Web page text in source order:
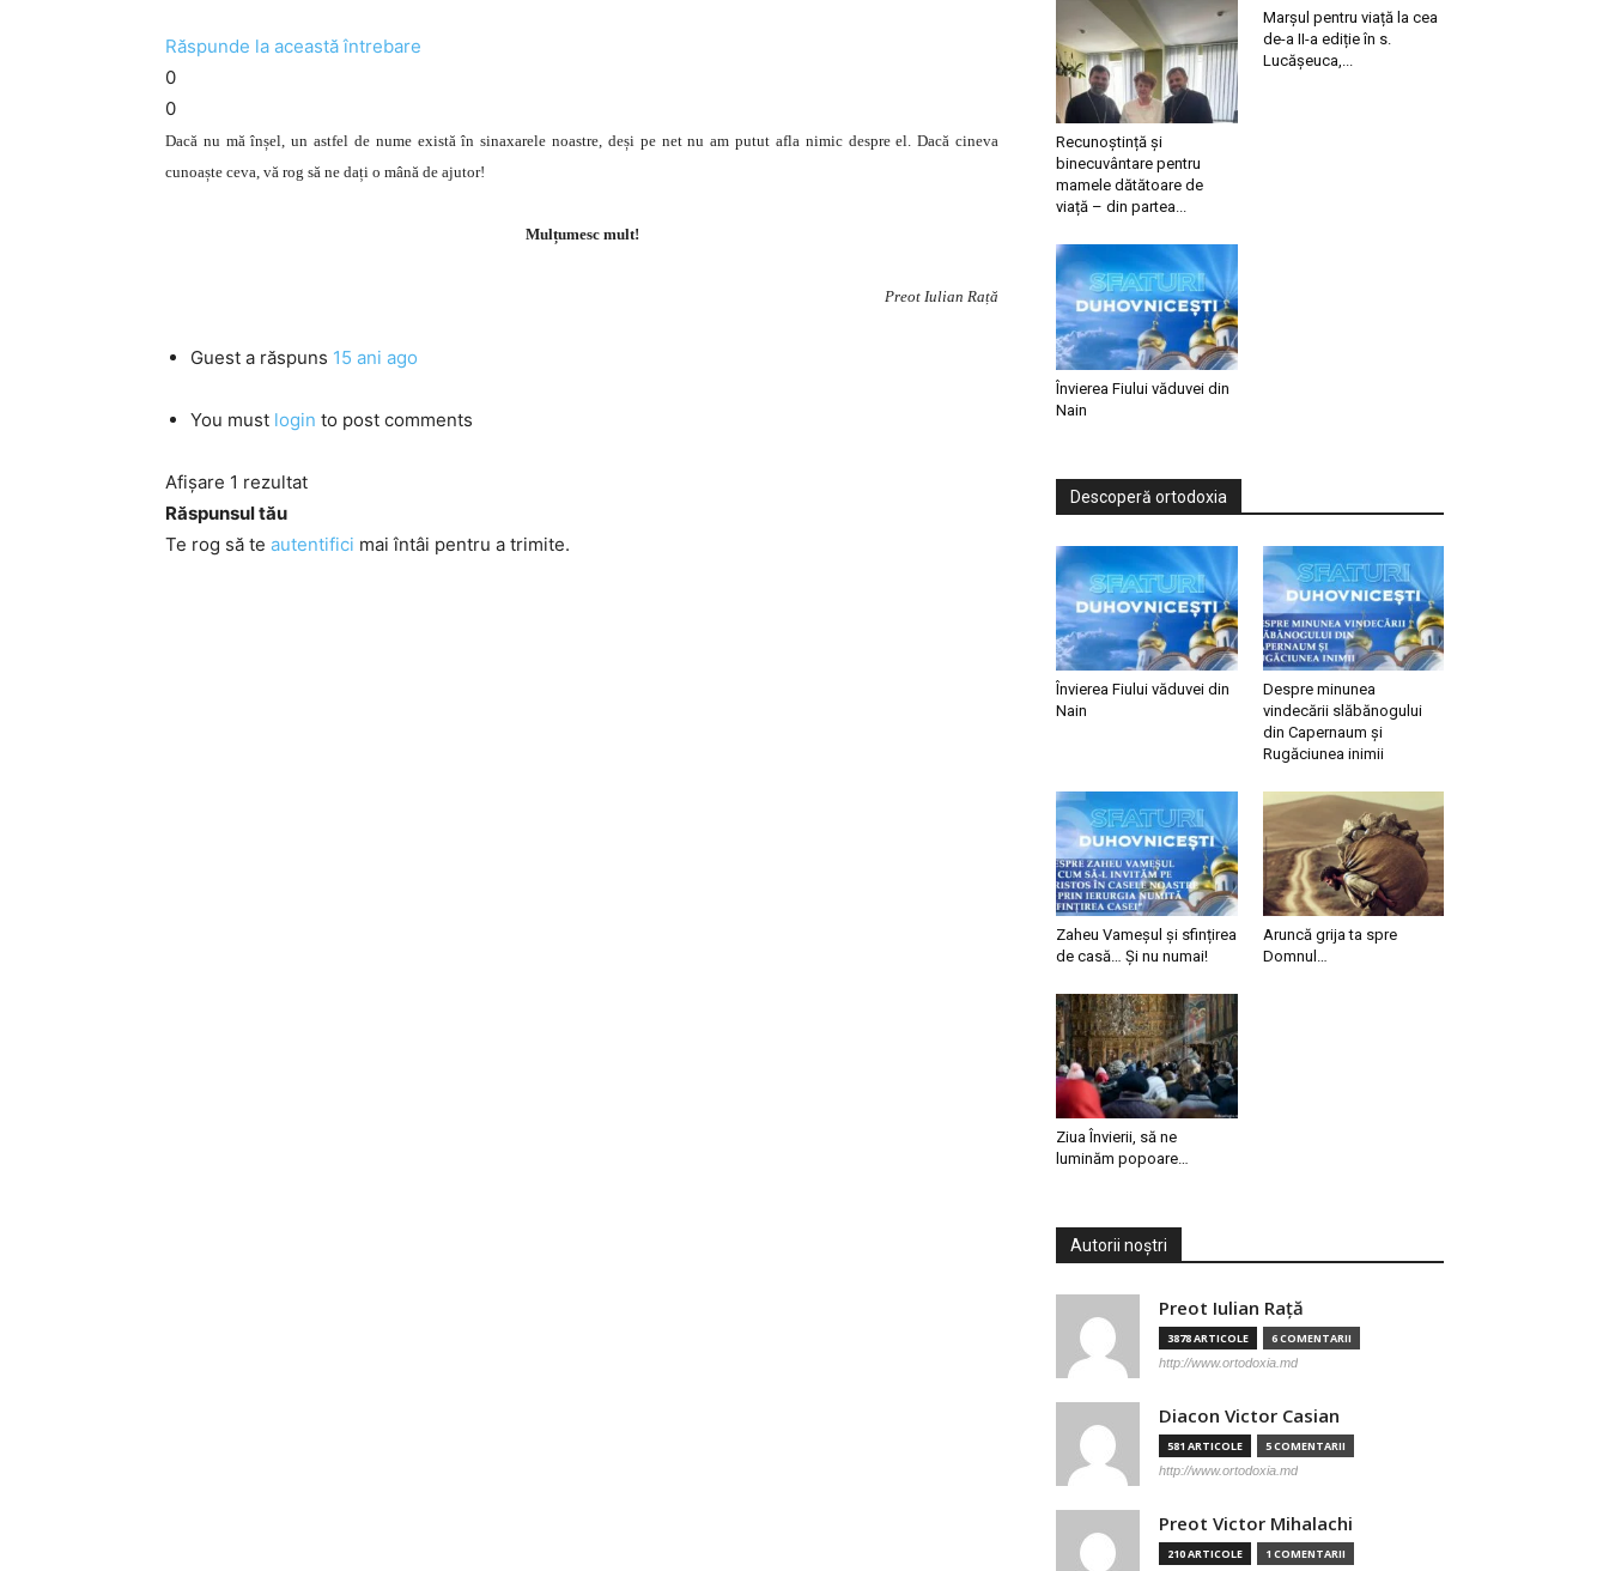
Răspunde la această întrebare
0
0
Dacă nu mă înșel, un astfel de nume există în sinaxarele noastre, deși pe net nu am putut afla nimic despre el. Dacă cineva
cunoaște ceva, vă rog să ne dați o mână de ajutor!
Mulțumesc mult!
Preot Iulian Rață
Guest a răspuns 15 ani ago
You must login to post comments
Afișare 1 rezultat
Răspunsul tău
Te rog să te autentifici mai întâi pentru a trimite.
Recunoștință și
binecuvântare pentru
mamele dătătoare de
viață – din partea...
Marșul pentru viață la cea
de-a II-a ediție în s.
Lucășeuca,...
Învierea Fiului văduvei din
Nain
Descoperă ortodoxia
Învierea Fiului văduvei din
Nain
Despre minunea
vindecării slăbănogului
din Capernaum și
Rugăciunea inimii
Zaheu Vameșul și sfințirea
de casă… Și nu numai!
Aruncă grija ta spre
Domnul…
Ziua Învierii, să ne
luminăm popoare…
Autorii noștri
Preot Iulian Raţă
3878 ARTICOLE 6 COMENTARII
http://www.ortodoxia.md
Diacon Victor Casian
581 ARTICOLE 5 COMENTARII
http://www.ortodoxia.md
Preot Victor Mihalachi
210 ARTICOLE 1 COMENTARII